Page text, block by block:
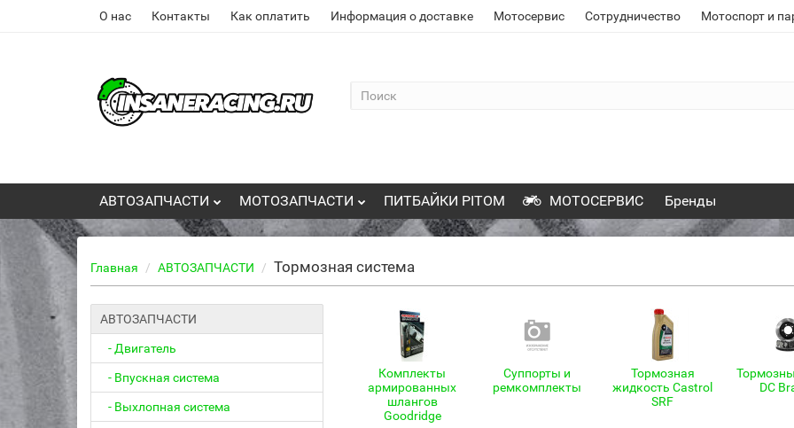
О нас Контакты Как оплатить Информация о доставке Мотосервис Сотрудничество Мотоспорт и
АВТОЗАПЧАСТИ МОТОЗАПЧАСТИ ПИТБАЙКИ PITOM МОТОСЕРВИС Бренды
Главная АВТОЗАПЧАСТИ Тормозная система
АВТОЗАПЧАСТИ
- Двигатель
- Впускная система
- Выхлопная система
Комплекты
армированных
шлангов
Goodridge
Суппорты и
ремкомплекты
Тормозная
жидкость Castrol
SRF
DC